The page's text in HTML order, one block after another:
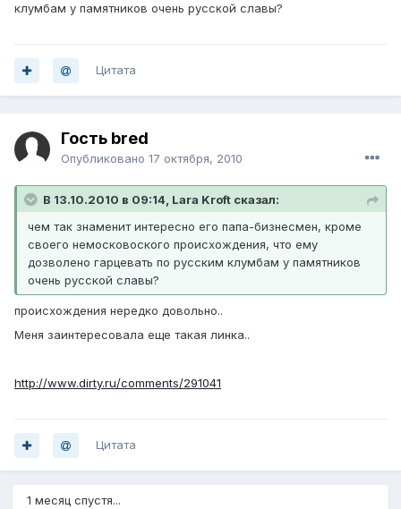
клумбам у памятников очень русской славы?
Цитата
Гость bred
Опубликовано 17 октября, 2010
В 13.10.2010 в 09:14, Lara Kroft сказал:
чем так знаменит интересно его папа-бизнесмен, кроме
своего немосковоского происхождения, что ему
дозволено гарцевать по русским клумбам у памятников
очень русской славы?
происхождения нередко довольно..
Меня заинтересовала еще такая линка..
http://www.dirty.ru/comments/291041
Цитата
1 месяц спустя...